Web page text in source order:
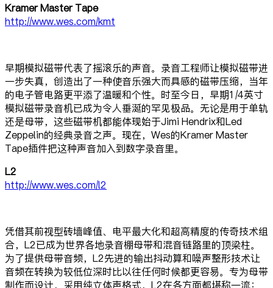
Kramer Master Tape
http://www.wes.com/kmt
早期模拟磁带代表了摇滚乐的声音。录音工程师让模拟磁带进
一步失真，创造出了一种使音乐强大而具感的磁带压缩，当年
的电子管电路更平添了温暖和个性。时至今日，早期1/4英寸
模拟磁带录音机已成为令人垂涎的罕见极品。无论是用于单轨
还是母带，这些磁带机都能体现始于Jimi Hendrix和Led
Zeppelin的经典录音之声。现在，Wes的Kramer Master
Tape插件把这种声音加入到数字录音里。
L2
http://www.wes.com/l2
凭借其前视型砖墙峰值、电平最大化和超高精度的传奇技术组
合，L2已成为世界各地录音棚母带和混音链路里的顶梁柱。
为了提供母带音频，L2先进的输出抖动算和噪声整形技术让
音频在转换为较低位深时比以往任何时候都更容易。专为母带
制作而设计，采用纯立体声格式，L2在各方面都堪称一流：